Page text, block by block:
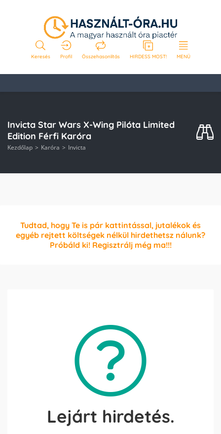
Keresés Profil Összehasonlítás HIRDESS MOST! MENÜ
Invicta Star Wars X-Wing Pilóta Limited
Edition Férfi Karóra
Kezdőlap Karóra Invicta
Tudtad, hogy Te is pár kattintással, jutalékok és
egyéb rejtett költségek nélkül hirdethetsz nálunk?
Próbáld ki! Regisztrálj még ma!!!
Lejárt hirdetés.